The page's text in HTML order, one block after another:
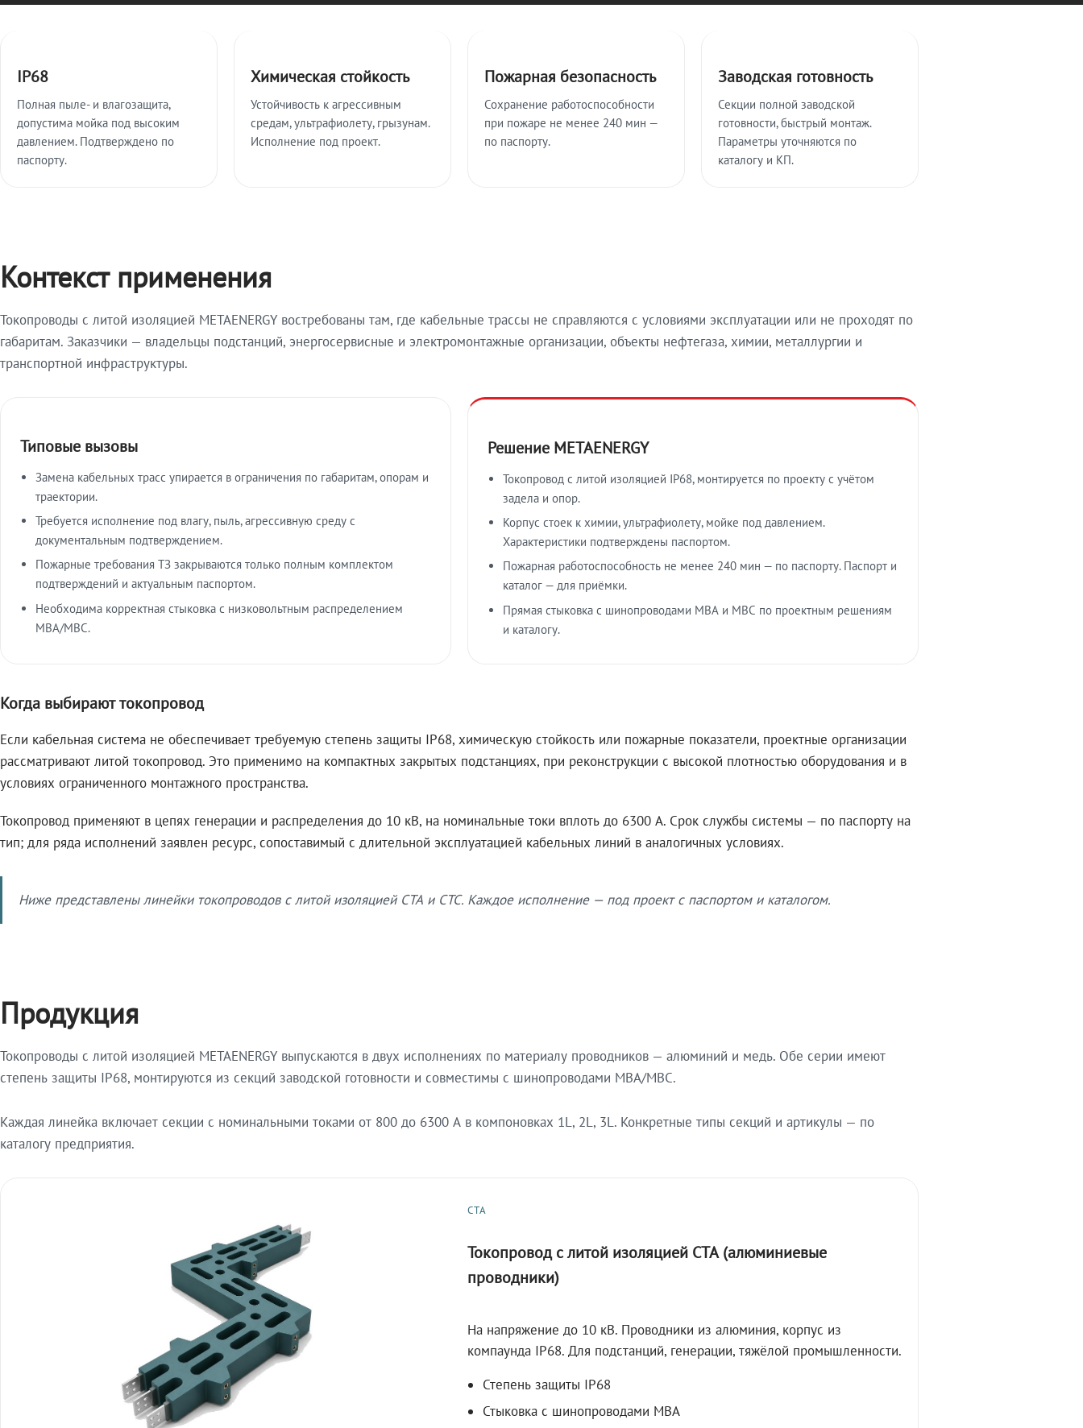
IP68
Полная пыле- и влагозащита,
допустима мойка под высоким
давлением. Подтверждено по
паспорту.
Химическая стойкость
Устойчивость к агрессивным
средам, ультрафиолету, грызунам.
Исполнение под проект.
Пожарная безопасность
Сохранение работоспособности
при пожаре не менее 240 мин —
по паспорту.
Заводская готовность
Секции полной заводской
готовности, быстрый монтаж.
Параметры уточняются по
каталогу и КП.
Контекст применения
Токопроводы с литой изоляцией METAENERGY востребованы там, где кабельные трассы не справляются с условиями эксплуатации или не проходят по
габаритам. Заказчики — владельцы подстанций, энергосервисные и электромонтажные организации, объекты нефтегаза, химии, металлургии и
транспортной инфраструктуры.
Типовые вызовы
Замена кабельных трасс упирается в ограничения по габаритам, опорам и
траектории.
Требуется исполнение под влагу, пыль, агрессивную среду с
документальным подтверждением.
Пожарные требования ТЗ закрываются только полным комплектом
подтверждений и актуальным паспортом.
Необходима корректная стыковка с низковольтным распределением
МВА/МВС.
Решение METAENERGY
Токопровод с литой изоляцией IP68, монтируется по проекту с учётом
задела и опор.
Корпус стоек к химии, ультрафиолету, мойке под давлением.
Характеристики подтверждены паспортом.
Пожарная работоспособность не менее 240 мин — по паспорту. Паспорт и
каталог — для приёмки.
Прямая стыковка с шинопроводами МВА и МВС по проектным решениям
и каталогу.
Когда выбирают токопровод
Если кабельная система не обеспечивает требуемую степень защиты IP68, химическую стойкость или пожарные показатели, проектные организации
рассматривают литой токопровод. Это применимо на компактных закрытых подстанциях, при реконструкции с высокой плотностью оборудования и в
условиях ограниченного монтажного пространства.
Токопровод применяют в цепях генерации и распределения до 10 кВ, на номинальные токи вплоть до 6300 А. Срок службы системы — по паспорту на
тип; для ряда исполнений заявлен ресурс, сопоставимый с длительной эксплуатацией кабельных линий в аналогичных условиях.
Ниже представлены линейки токопроводов с литой изоляцией СТА и СТС. Каждое исполнение — под проект с паспортом и каталогом.
Продукция
Токопроводы с литой изоляцией METAENERGY выпускаются в двух исполнениях по материалу проводников — алюминий и медь. Обе серии имеют
степень защиты IP68, монтируются из секций заводской готовности и совместимы с шинопроводами МВА/МВС.
Каждая линейка включает секции с номинальными токами от 800 до 6300 А в компоновках 1L, 2L, 3L. Конкретные типы секций и артикулы — по
каталогу предприятия.
СТА
Токопровод с литой изоляцией СТА (алюминиевые
проводники)
На напряжение до 10 кВ. Проводники из алюминия, корпус из
компаунда IP68. Для подстанций, генерации, тяжёлой промышленности.
Степень защиты IP68
Стыковка с шинопроводами МВА